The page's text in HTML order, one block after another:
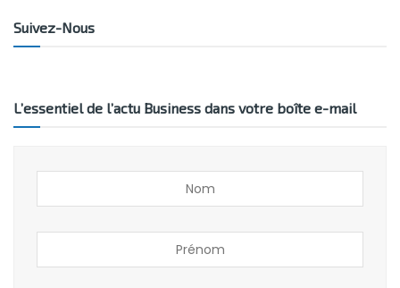
Suivez-Nous
L’essentiel de l’actu Business dans votre boîte e-mail